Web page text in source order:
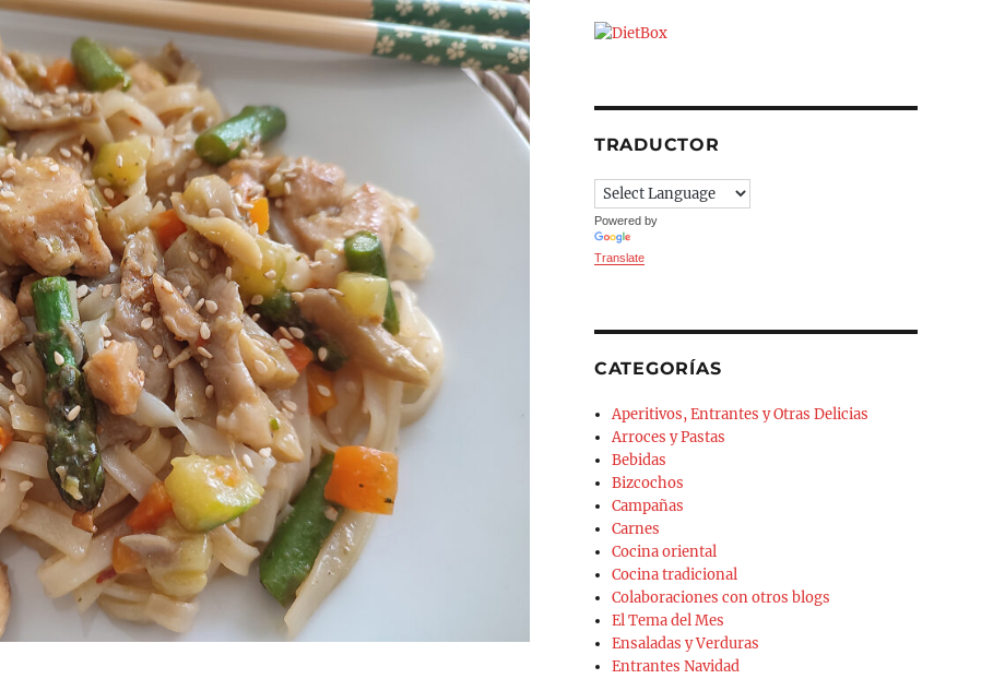
TRADUCTOR
Powered by
Translate
CATEGORÍAS
Aperitivos, Entrantes y Otras Delicias
Arroces y Pastas
Bebidas
Bizcochos
Campañas
Carnes
Cocina oriental
Cocina tradicional
Colaboraciones con otros blogs
El Tema del Mes
Ensaladas y Verduras
Entrantes Navidad